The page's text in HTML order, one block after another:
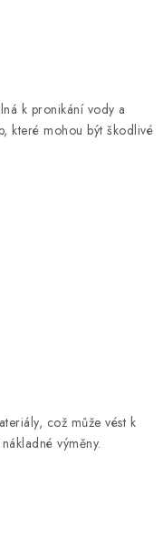
k pronikání vody a
které mohou být škodlivé
což může vést k
výměny.